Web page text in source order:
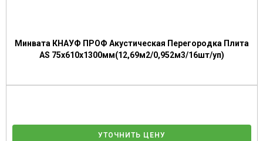
Минвата КНАУФ ПРОФ Акустическая Перегородка Плита
AS 75х610х1300мм(12,69м2/0,952м3/16шт/уп)
УТОЧНИТЬ ЦЕНУ